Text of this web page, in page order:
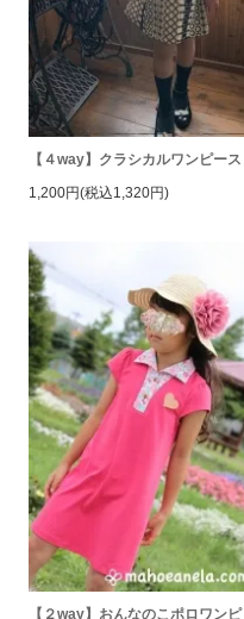
【４way】クラシカルワンピース
1,200円(税込1,320円)
【２way】おんなのこポロワンピ